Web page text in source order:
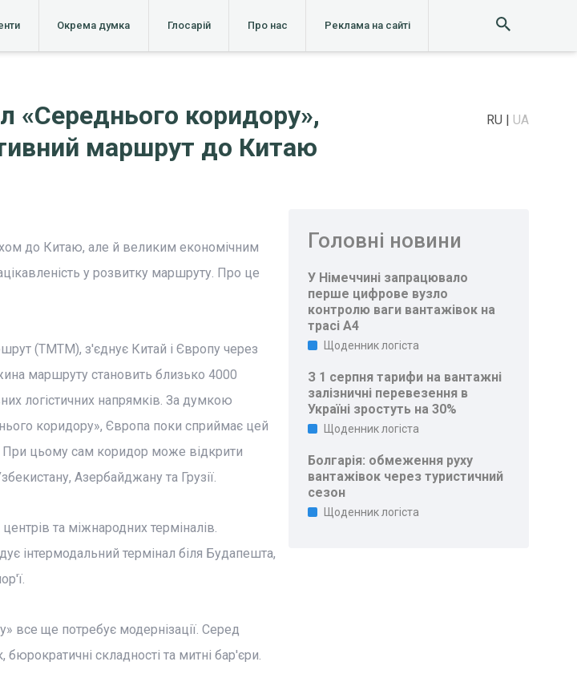
Окрема думка Глосарій Про нас Реклама на сайті
«Середнього коридору»,
маршрут до Китаю
RU UA
до Китаю, але й великим економічним
у розвитку маршруту. Про це
(ТМТМ), з'єднує Китай і Європу через
маршруту становить близько 4000
логістичних напрямків. За думкою
коридору», Європа поки сприймає цей
цьому сам коридор може відкрити
Азербайджану та Грузії.
та міжнародних терміналів.
інтермодальний термінал біля Будапешта,
все ще потребує модернізації. Серед
складності та митні бар'єри.
Головні новини
У Німеччині запрацювало
перше цифрове вузло
контролю ваги вантажівок на
трасі A4
Щоденник логіста
З 1 серпня тарифи на вантажні
залізничні перевезення в
Україні зростуть на 30%
Щоденник логіста
Болгарія: обмеження руху
вантажівок через туристичний
сезон
Щоденник логіста